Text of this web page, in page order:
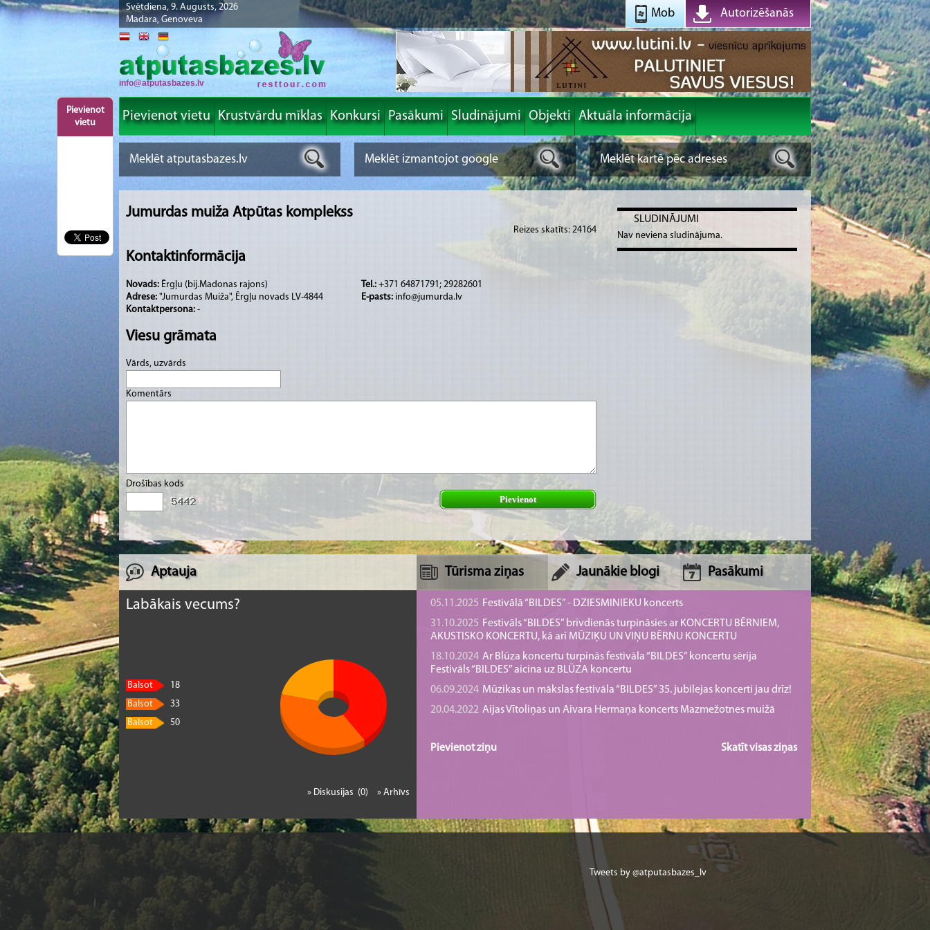
Svētdiena, 9. Augusts, 2026
Madara, Genoveva
Autorizēšanās
Mob
Pievienot
vietu
info@atputasbazes.lv
Pievienot vietu Krustvārdu mīklas Konkursi Pasākumi Sludinājumi Objekti Aktuāla informācija
Jumurdas muiža Atpūtas komplekss
Reizes skatīts: 24164
Kontaktinformācija
Novads: Ērgļu (bij.Madonas rajons)
Adrese: "Jumurdas Muiža", Ērgļu novads LV-4844
Kontaktpersona: -
Tel.: +371 64871791; 29282601
E-pasts: info@jumurda.lv
Viesu grāmata
Vārds, uzvārds
Komentārs
Drošības kods
Pievienot
SLUDINĀJUMI
Nav neviena sludinājuma.
Aptauja
Labākais vecums?
Balsot
18
Balsot
33
Balsot
50
» Arhīvs
» Diskusijas (0)
Tūrisma ziņas Jaunākie blogi Pasākumi
05.11.2025 Festivālā “BILDES” - DZIESMINIEKU koncerts
31.10.2025 Festivāls “BILDES” brīvdienās turpināsies ar KONCERTU BĒRNIEM,
AKUSTISKO KONCERTU, kā arī MŪZIĶU UN VIŅU BĒRNU KONCERTU
18.10.2024 Ar Blūza koncertu turpinās festivāla “BILDES” koncertu sērija
Festivāls “BILDES” aicina uz BLŪZA koncertu
06.09.2024 Mūzikas un mākslas festivāla “BILDES” 35. jubilejas koncerti jau drīz!
20.04.2022 Aijas Vītoliņas un Aivara Hermaņa koncerts Mazmežotnes muižā
Skatīt visas ziņas
Pievienot ziņu
Tweets by @atputasbazes_lv